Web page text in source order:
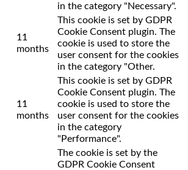
in the category "Necessary".
11
months
This cookie is set by GDPR
Cookie Consent plugin. The
cookie is used to store the
user consent for the cookies
in the category "Other.
11
months
This cookie is set by GDPR
Cookie Consent plugin. The
cookie is used to store the
user consent for the cookies
in the category
"Performance".
The cookie is set by the
GDPR Cookie Consent